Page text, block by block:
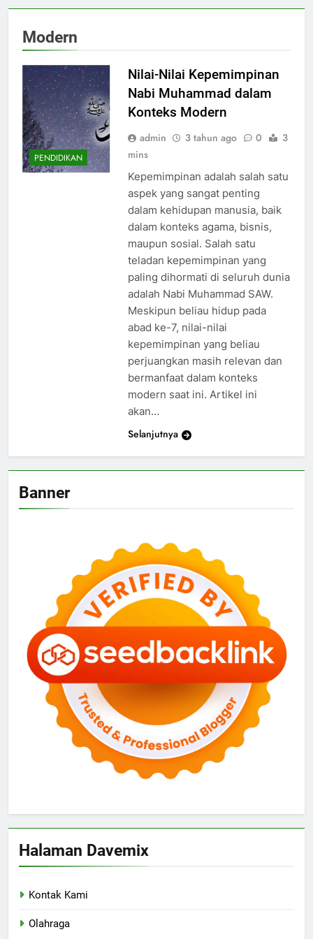
Modern
PENDIDIKAN
Nilai-Nilai Kepemimpinan
Nabi Muhammad dalam
Konteks Modern
admin 3 tahun ago 0
3
mins
Kepemimpinan adalah salah satu
aspek yang sangat penting
dalam kehidupan manusia, baik
dalam konteks agama, bisnis,
maupun sosial. Salah satu
teladan kepemimpinan yang
paling dihormati di seluruh dunia
adalah Nabi Muhammad SAW.
Meskipun beliau hidup pada
abad ke-7, nilai-nilai
kepemimpinan yang beliau
perjuangkan masih relevan dan
bermanfaat dalam konteks
modern saat ini. Artikel ini
akan…
Selanjutnya
Banner
Halaman Davemix
Kontak Kami
Olahraga